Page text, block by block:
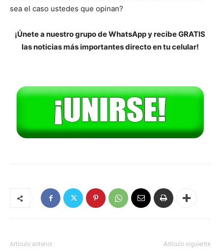
sea el caso ustedes que opinan?
¡Únete a nuestro grupo de WhatsApp y recibe GRATIS
las noticias más importantes directo en tu celular!
Artículo anterior Artículo siguiente